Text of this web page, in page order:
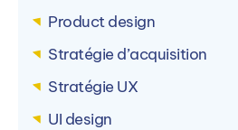
Product design
Stratégie d’acquisition
Stratégie UX
UI design